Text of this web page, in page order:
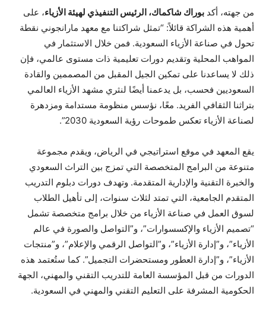
من جهته، أكد بوراك شاكماك، الرئيس التنفيذي لهيئة الأزياء، على
أهمية هذه الشراكة قائلاً: “تمثل شراكتنا مع معهد مارانجوني نقطة
تحول في صناعة الأزياء السعودية. فمن خلال الاستثمار في
المواهب المحلية وتقديم دورات تعليمية ذات مستوى عالمي، فإن
ذلك لا يساعدنا على تمكين الجيل المقبل من المصممين والقادة
السعوديين فحسب، بل يدعمنا أيضًا لنثري مشهد الأزياء العالمي
بتراثنا الثقافي الفريد. معًا، نؤسس منظومة مستدامة ومزدهرة
لصناعة الأزياء تعكس طموحات رؤية السعودية 2030”.
يقع المعهد في موقع استراتيجي في الرياض، ويقدم مجموعة
متنوعة من البرامج المتخصصة التي تمزج بين التراث السعودي
والخبرة التقنية والإدارية المتقدمة. وتهدف دورات دبلوم التدريب
المتقدم الجامعية، التي تمتد لثلاث سنوات، إلى تأهيل الطلاب
لسوق العمل في صناعة الأزياء من خلال برامج متخصصة تشمل
“تصميم الأزياء والإكسسوارات”، و”التواصل والصورة في عالم
الأزياء”، و”إدارة الأزياء”، و”التواصل الرقمي والإعلام”، و”منتجات
الأزياء”، و”إدارة العطور ومستحضرات التجميل”. كما ستُعتمد هذه
الدورات من قبل المؤسسة العامة للتدريب التقني والمهني، الجهة
الحكومية المشرفة على التعليم التقني والمهني في السعودية.